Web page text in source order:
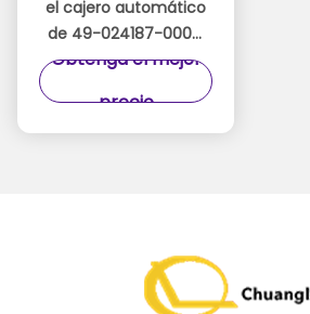
el cajero automático
de 49-024187-000C
49024187000C
asamblea de la parte
Obtenga el mejor
precio